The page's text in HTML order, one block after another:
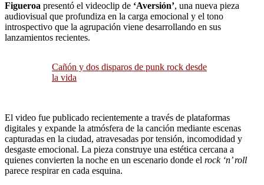
Figueroa presentó el videoclip de ‘Aversión’, una nueva pieza
audiovisual que profundiza en la carga emocional y el tono
introspectivo que la agrupación viene desarrollando en sus
lanzamientos recientes.
Cañón y dos disparos de punk rock desde
la vida
El video fue publicado recientemente a través de plataformas
digitales y expande la atmósfera de la canción mediante escenas
capturadas en la ciudad, atravesadas por tensión, incomodidad y
desgaste emocional. La pieza construye una estética cercana a
quienes convierten la noche en un escenario donde el rock ‘n’ roll
parece respirar en cada esquina.